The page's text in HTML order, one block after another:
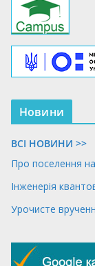
Новини
ВСІ НОВИНИ >>
Про поселення
Інженерія
Урочисте